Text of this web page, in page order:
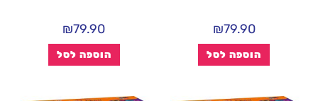
₪79.90
הוספה לסל
₪79.90
הוספה לסל